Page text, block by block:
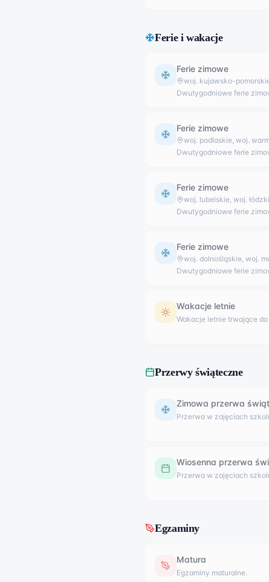
Ferie i wakacje
Ferie zimowe
woj. kujawsko-
Dwutygodniowe ferie
Ferie zimowe
woj. podlaskie, woj.
Dwutygodniowe ferie
Ferie zimowe
woj. lubelskie, woj.
Dwutygodniowe ferie
Ferie zimowe
woj. dolnośląskie, woj.
Dwutygodniowe ferie
Wakacje letnie
Wakacje letnie trwające
Przerwy świąteczne
Zimowa przerwa
Przerwa w zajęciach
Wiosenna przerwa
Przerwa w zajęciach
Egzaminy
Matura
Egzaminy maturalne.